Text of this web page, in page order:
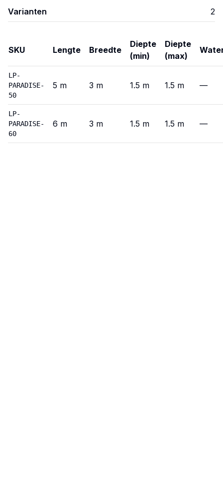
Varianten 2
Paradise
SKU Lengte Breedte
Diepte
(min)
Diepte
(max)
LP-
PARADISE-
50
5 m 3 m 1.5 m 1.5 m —
LP-
PARADISE-
60
6 m 3 m 1.5 m 1.5 m —